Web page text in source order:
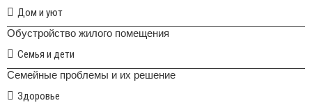
Дом и уют
Обустройство жилого помещения
Семья и дети
Семейные проблемы и их решение
Здоровье